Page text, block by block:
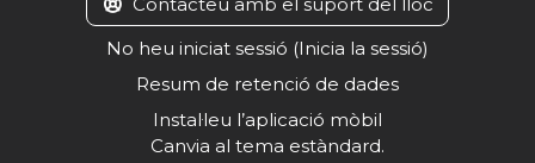
No heu iniciat sessió (Inicia la sessió)
Resum de retenció de dades
Instal·leu l’aplicació mòbil
Canvia al tema estàndard.